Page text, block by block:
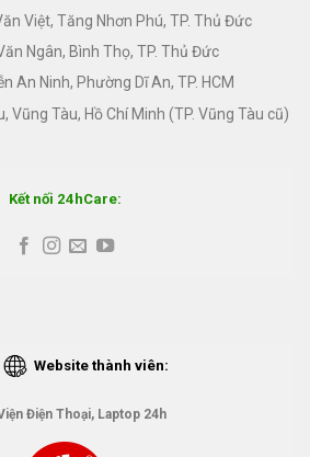
Việt, Tăng Nhơn Phú, TP. Thủ Đức
Ngân, Bình Thọ, TP. Thủ Đức
An Ninh, Phường Dĩ An, TP. HCM
Vũng Tàu, Hồ Chí Minh (TP. Vũng Tàu cũ)
Kết nối 24hCare:
Website thành viên:
Điện Thoại, Laptop 24h